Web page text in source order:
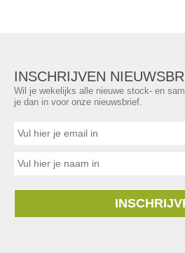
INSCHRIJVEN
Wil je wekelijks alle nieuwe stock- en
je dan in voor onze nieuwsbrief.